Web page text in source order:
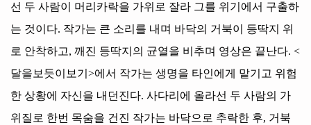
선 두 사람이 머리카락을 가위로 잘라 그를 위기에서 구출하
는 것이다. 작가는 큰 소리를 내며 바닥의 거북이 등딱지 위
로 안착하고, 깨진 등딱지의 균열을 비추며 영상은 끝난다. <
달을보듯이보기 >에서 작가는 생명을 타인에게 맡기고 위험
한 상황에 자신을 내던진다. 사다리에 올라선 두 사람의 가
위질로 한번 목숨을 건진 작가는 바닥으로 추락한 후, 거북